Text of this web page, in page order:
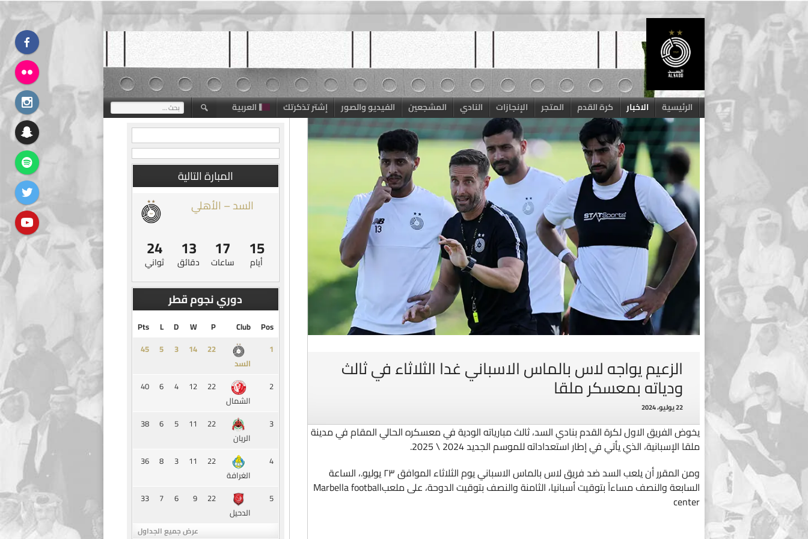
Skip
content
الرئيسية الاخبار كرة القدم المتجر الإنجازات النادي المشجعين الفيديو والصور إشتر تذكرتك العربية البحث
عن:
الزعيم يواجه لاس بالماس الاسباني غدا الثلاثاء في ثالث
ودياته بمعسكر ملقا
22 يوليو، 2024
يخوض الفريق الاول لكرة القدم بنادي السد، ثالث مبارياته الودية في معسكره الحالي المقام في مدينة
ملقا الإسبانية، الذي يأتي في إطار استعداداته للموسم الجديد 2024 \ 2025.
ومن المقرر أن يلعب السد ضد فريق لاس بالماس الاسباني يوم الثلاثاء الموافق ٢٣ يوليو.، الساعة
السابعة والنصف مساءاً بتوقيت أسبانيا، الثامنة والنصف بتوقيت الدوحة، على ملعبMarbella football
center
المبارة التالية
السد – الأهلي
15
أيام
17
ساعات
13
دقائق
23
ثواني
دوري نجوم قطر
Pos
Club
P
W
D
L
Pts
1
السد
‏22
14
3
5
45
2
الشمال
22
12
4
6
40
3
الريان
22
11
5
6
38
4
الغرافة
22
11
3
8
36
5
الدحيل
22
9
6
7
33
عرض جميع الجداول